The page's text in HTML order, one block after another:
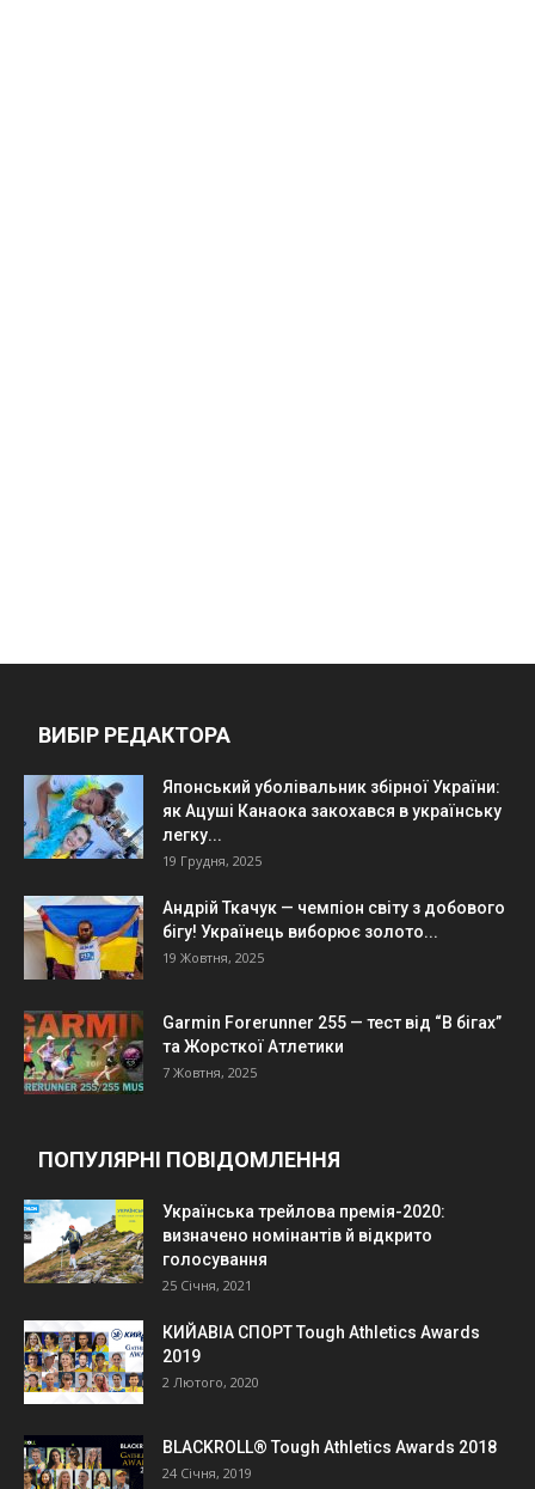
ВИБІР РЕДАКТОРА
Японський уболівальник збірної України:
як Ацуші Канаока закохався в українську
легку...
19 Грудня, 2025
Андрій Ткачук — чемпіон світу з добового
бігу! Українець виборює золото...
19 Жовтня, 2025
Garmin Forerunner 255 — тест від “В бігах”
та Жорсткої Атлетики
7 Жовтня, 2025
ПОПУЛЯРНІ ПОВІДОМЛЕННЯ
Українська трейлова премія-2020:
визначено номінантів й відкрито
голосування
25 Січня, 2021
КИЙАВІА СПОРТ Tough Athletics Awards
2019
2 Лютого, 2020
BLACKROLL® Tough Athletics Awards 2018
24 Січня, 2019